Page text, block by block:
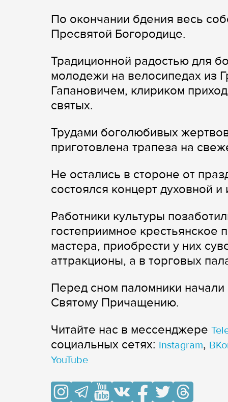
По окончании бдения весь
Пресвятой Богородице.
Традиционной радостью для
молодежи на велосипедах из
Гапановичем, клириком
святых.
Трудами боголюбивых
приготовлена трапеза на
Не остались в стороне от
состоялся концерт духовной
Работники культуры
гостеприимное крестьянское
мастера, приобрести у них
аттракционы, а в торговых
Перед сном паломники
Святому Причащению.
Читайте нас в мессенджере
cоциальных сетях: Instagram,
YouTube